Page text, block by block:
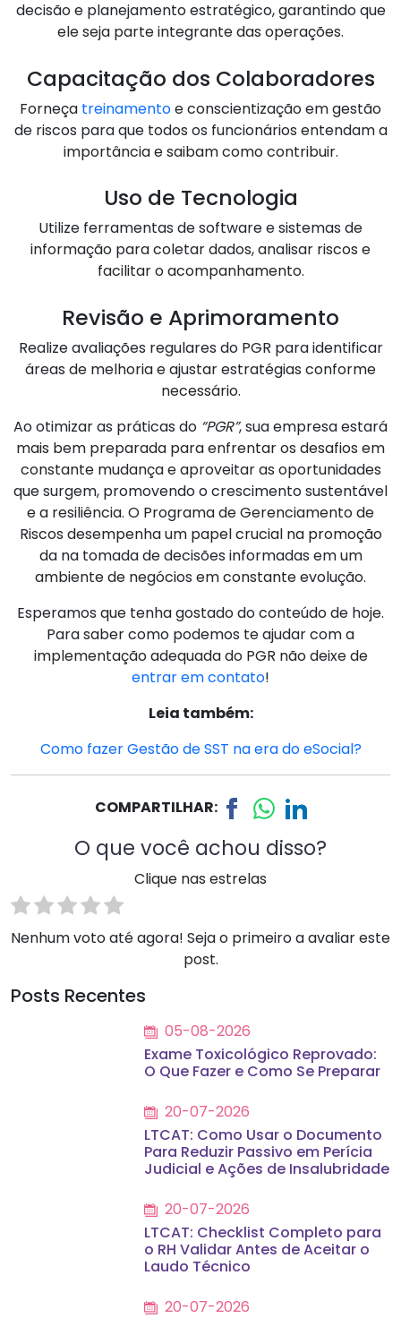
decisão e planejamento estratégico, garantindo que
ele seja parte integrante das operações.
Capacitação dos Colaboradores
Forneça treinamentoe conscientização em gestão
de riscos para que todos os funcionários entendam a
importância e saibam como contribuir.
Uso de Tecnologia
Utilize ferramentas de software e sistemas de
informação para coletar dados, analisar riscos e
facilitar o acompanhamento.
Revisão e Aprimoramento
Realize avaliações regulares do PGR para identificar
áreas de melhoria e ajustar estratégias conforme
necessário.
Ao otimizar as práticas do “PGR”, sua empresa estará
mais bem preparada para enfrentar os desafios em
constante mudança e aproveitar as oportunidades
que surgem, promovendo o crescimento sustentável
e a resiliência. O Programa de Gerenciamento de
Riscos desempenha um papel crucial na promoção
da na tomada de decisões informadas em um
ambiente de negócios em constante evolução.
Esperamos que tenha gostado do conteúdo de hoje.
Para saber como podemos te ajudar com a
implementação adequada do PGR não deixe de
entrar em contato!
Leia também:
Como fazer Gestão de SST na era do eSocial?
COMPARTILHAR:
O que você achou disso?
Clique nas estrelas
Nenhum voto até agora! Seja o primeiro a avaliar este
post.
Posts Recentes
05-08-2026
Exame Toxicológico Reprovado:
O Que Fazer e Como Se Preparar
20-07-2026
LTCAT: Como Usar o Documento
Para Reduzir Passivo em Perícia
Judicial e Ações de Insalubridade
20-07-2026
LTCAT: Checklist Completo para
o RH Validar Antes de Aceitar o
Laudo Técnico
20-07-2026